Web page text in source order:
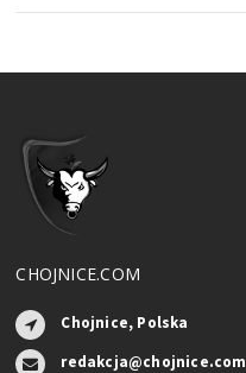
CHOJNICE.COM
Chojnice, Polska
redakcja@chojnice.com